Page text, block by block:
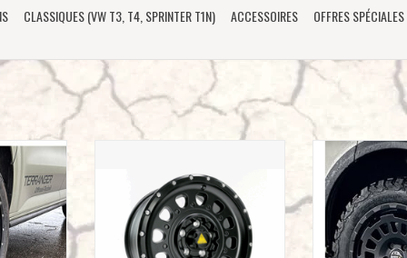
CLASSIQUES (VW T3, T4, SPRINTER T1N) ACCESSOIRES OFFRES SPÉCIALES
AT-HD (All
ALUMINIUM
NOIR
et Ford
/ Nugget
noir satiné spécialement pour Ford
Tourneo Custom / Transit Custom /
Nugget 2024+ und VW Transporter
2025+
TWIN-
MONOBLOC,
alu dur en noir
pour Ford
Custom /